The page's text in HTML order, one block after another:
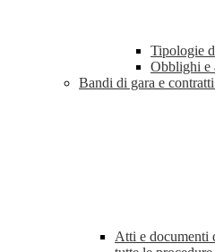
Tipologie
Obblighi e
Bandi di gara e contratti
Atti e documenti